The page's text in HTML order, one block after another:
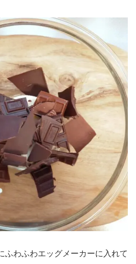
ふわふわエッグメーカーに入れて